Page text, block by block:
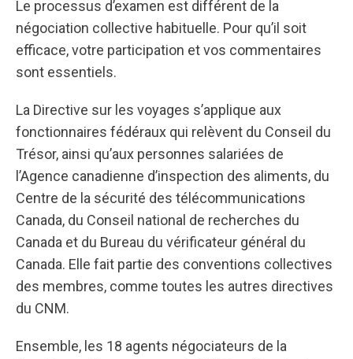
Le processus d’examen est différent de la
négociation collective habituelle. Pour qu’il soit
efficace, votre participation et vos commentaires
sont essentiels.
La Directive sur les voyages s’applique aux
fonctionnaires fédéraux qui relèvent du Conseil du
Trésor, ainsi qu’aux personnes salariées de
l’Agence canadienne d’inspection des aliments, du
Centre de la sécurité des télécommunications
Canada, du Conseil national de recherches du
Canada et du Bureau du vérificateur général du
Canada. Elle fait partie des conventions collectives
des membres, comme toutes les autres directives
du CNM.
Ensemble, les 18 agents négociateurs de la